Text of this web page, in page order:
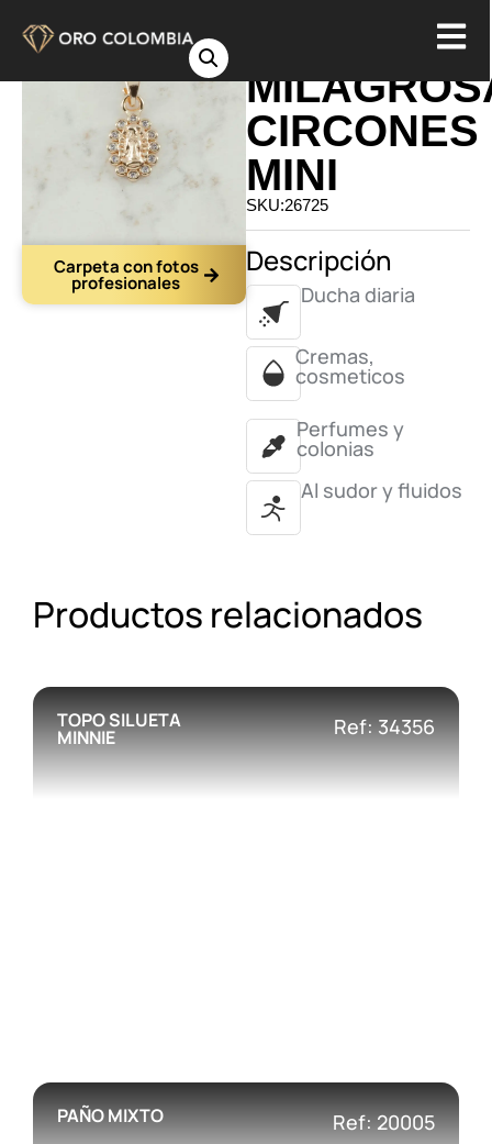
Carpeta con fotos
profesionales
CIRCONES
MINI
SKU:26725
Descripción
Ducha diaria
Cremas,
cosmeticos
Perfumes y
colonias
Al sudor y fluidos
Productos relacionados
TOPO SILUETA
MINNIE Ref: 34356
PAÑO MIXTO Ref: 20005